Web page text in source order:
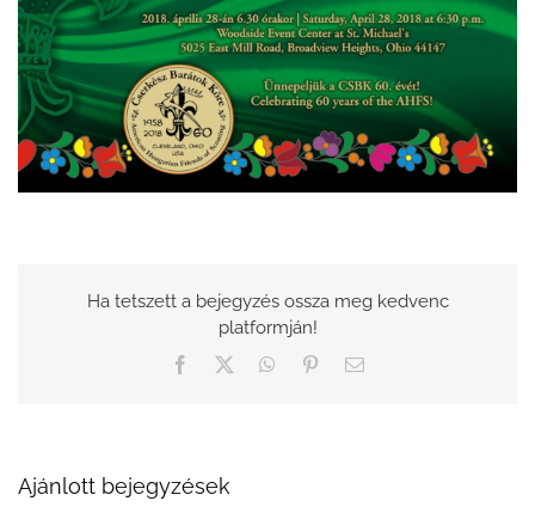
Ha tetszett a bejegyzés ossza meg kedvenc
platformján!
Facebook WhatsApp
PinterestEmail:
Ajánlott bejegyzések